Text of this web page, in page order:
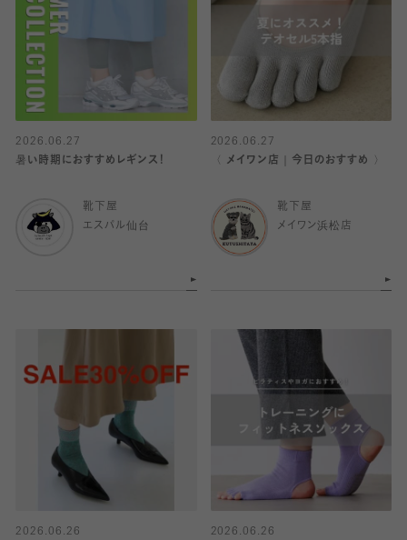
2026.06.27
暑い時期におすすめレギンス！
靴下屋
エスパル仙台
2026.06.27
〈 メイワン店｜今日のおすすめ 〉
靴下屋
メイワン浜松店
2026.06.26
2026.06.26